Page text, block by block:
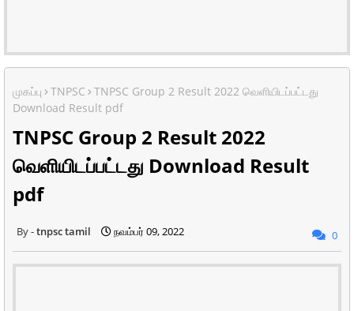
முகப்பு TNPSC
TNPSC Group 2 Result 2022 வெளியிடப்பட்டது
Download Result pdf
TNPSC Group 2 Result 2022
வெளியிடப்பட்டது Download Result
pdf
tnpsc tamil நவம்பர் 09, 2022 0